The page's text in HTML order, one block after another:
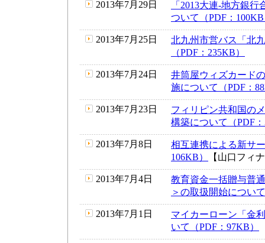
2013年7月29日
「2013大連-地方銀
ついて（PDF：
2013年7月25日
北九州市営バス「北
（PDF：235KB）
2013年7月24日
井筒屋ウィズカード
施について（PDF：
2013年7月23日
フィリピン共和国の
構築について（PDF
2013年7月8日
相互連携による新サ
106KB）
【山口フィ
2013年7月4日
教育資金一括贈与普
＞の取扱開始につい
2013年7月1日
マイカーローン「金
いて（PDF：97KB）